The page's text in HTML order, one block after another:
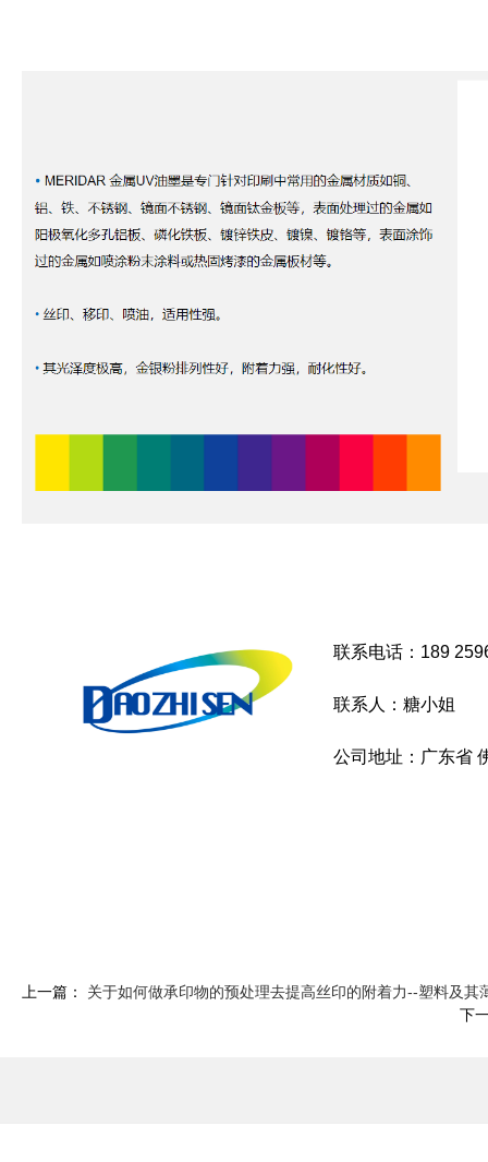
联系电话：189
联系人：糖小姐
公司地址：广东省
上一篇： 关于如何做承印物的预处理去提高丝印的附着力--塑料及其
下